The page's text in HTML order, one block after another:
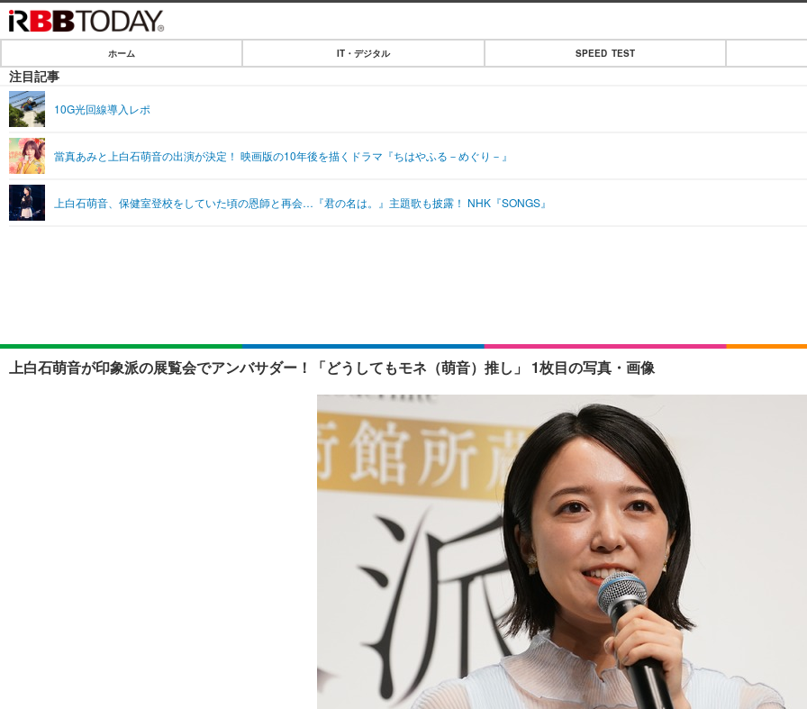
IT・デジタル
ショッピング
SPEED TEST
エンタメ
エンタメTOP
ショッピング
ライフ
ホーム IT・デジタル SPEED TEST
注目記事
10G光回線導入レポ
當真あみと上白石萌音の出演が決定！ 映画版の10年後を描くドラマ『ちはやふる－めぐり－』
上白石萌音、保健室登校をしていた頃の恩師と再会…『君の名は。』主題歌も披露！ NHK『SONGS』
上白石萌音が印象派の展覧会でアンバサダー！「どうしてもモネ（萌音）推し」 1枚目の写真・画像